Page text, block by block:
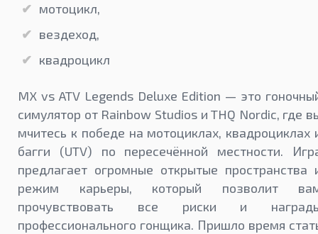
мотоцикл,
вездеход,
квадроцикл
MX vs ATV Legends Deluxe Edition — это
симулятор от Rainbow Studios и THQ Nordic, где
мчитесь к победе на мотоциклах, квадроциклах
багги (UTV) по пересечённой местности.
предлагает огромные открытые пространства
режим карьеры, который позволит
прочувствовать все риски и
профессионального гонщика. Пришло время